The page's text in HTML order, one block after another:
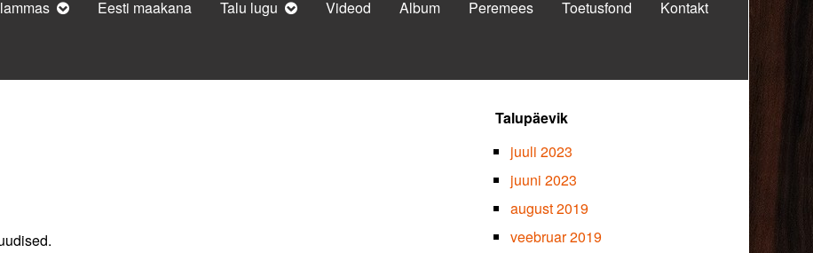
Eesti maakana Talu lugu Videod Album Peremees Toetusfond Kontakt
Primary
Sidebar
Talupäevik
juuli 2023
juuni 2023
august 2019
veebruar 2019